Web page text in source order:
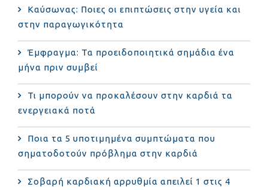
Καύσωνας: Ποιες οι επιπτώσεις στην υγεία και
στην παραγωγικότητα
Έμφραγμα: Τα προειδοποιητικά σημάδια ένα
μήνα πριν συμβεί
Τι μπορούν να προκαλέσουν στην καρδιά τα
ενεργειακά ποτά
Ποια τα 5 υποτιμημένα συμπτώματα που
σηματοδοτούν πρόβλημα στην καρδιά
Σοβαρή καρδιακή αρρυθμία απειλεί 1 στις 4